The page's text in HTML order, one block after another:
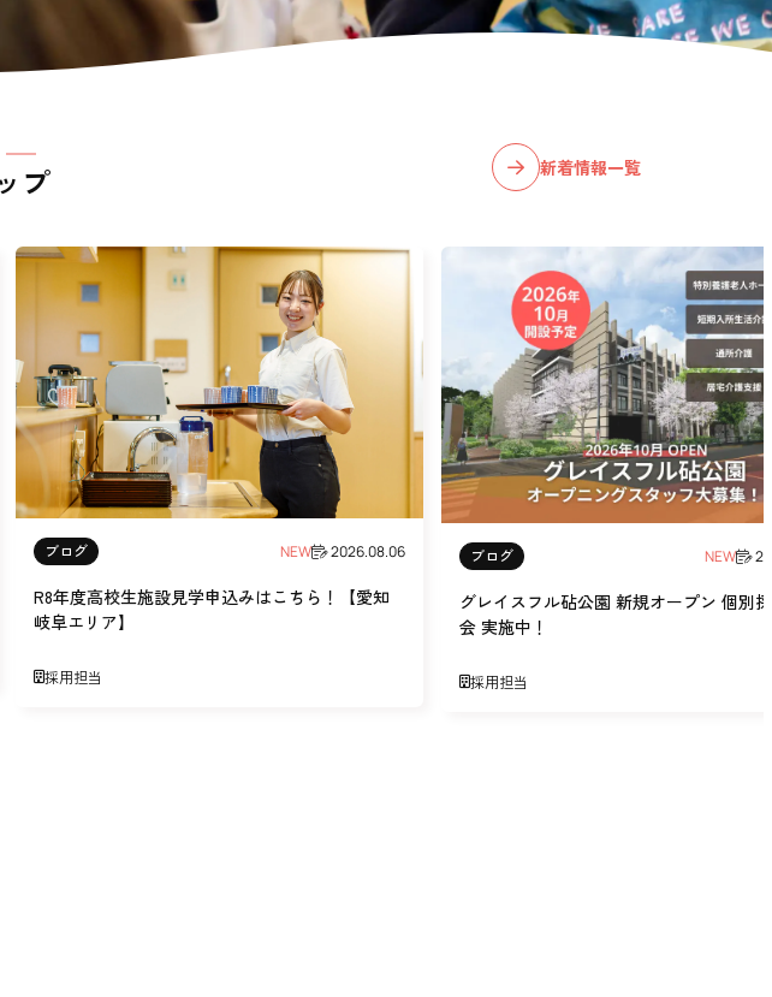
プ 新着情報一覧
ブログ NEW 2026.08.06
R8年度高校生施設見学申込みはこちら！【愛知
岐阜エリア】
採用担当
ブログ NEW
グレイスフル砧公園 新規オープン 個別
会 実施中！
採用担当